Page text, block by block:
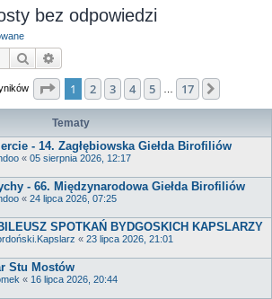
bez odpowiedzi
Szukaj
Strona z17
1 2 3 4 5 17
Tematy
- 14. Zagłębiowska Giełda Birofiliów
« 05 sierpnia 2026, 12:17
- 66. Międzynarodowa Giełda Birofiliów
« 24 lipca 2026, 07:25
SPOTKAŃ BYDGOSKICH KAPSLARZY
« 23 lipca 2026, 21:01
Stu Mostów
« 16 lipca 2026, 20:44